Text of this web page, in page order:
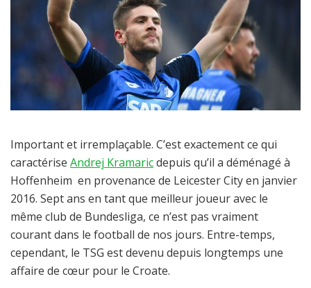
Important et irremplaçable. C’est exactement ce qui
caractérise Andrej Kramaricdepuis qu’il a déménagé à
Hoffenheim en provenance de Leicester City en janvier
2016. Sept ans en tant que meilleur joueur avec le
même club de Bundesliga, ce n’est pas vraiment
courant dans le football de nos jours. Entre-temps,
cependant, le TSG est devenu depuis longtemps une
affaire de cœur pour le Croate.